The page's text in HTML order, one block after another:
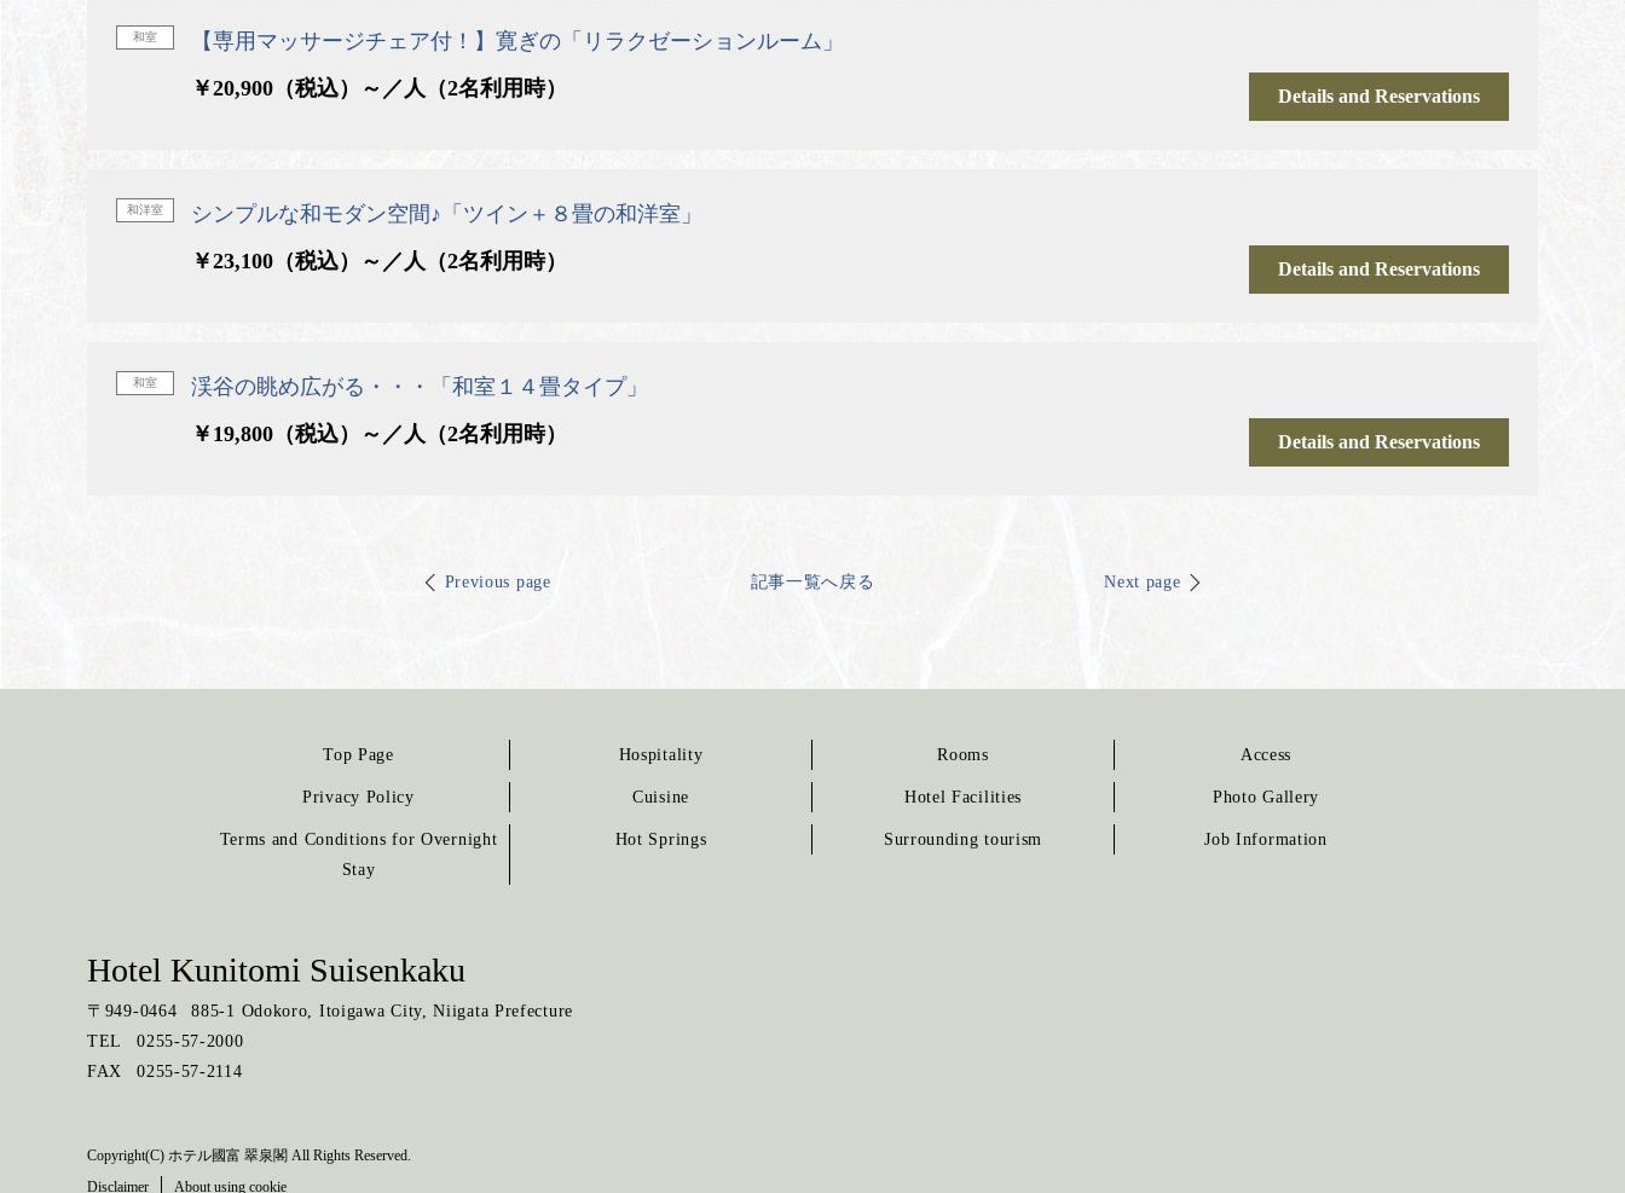
和室
【専用マッサージチェア付！】寛ぎの「リラクゼーションルーム」
￥20,900（税込）～／人（2名利用時）
Details and Reservations
和洋室
シンプルな和モダン空間♪「ツイン＋８畳の和洋室」
￥23,100（税込）～／人（2名利用時）
Details and Reservations
和室
渓谷の眺め広がる・・・「和室１４畳タイプ」
￥19,800（税込）～／人（2名利用時）
Details and Reservations
Previous page 記事一覧へ戻る Next page
Top Page
Privacy Policy
Terms and Conditions for Overnight
Stay
Hospitality
Cuisine
Hot Springs
Rooms
Hotel Facilities
Surrounding tourism
Access
Photo Gallery
Job Information
Hotel Kunitomi Suisenkaku
〒 949-0464
885-1 Odokoro, Itoigawa City, Niigata Prefecture
TEL
0255-57-2000
FAX
0255-57-2114
Copyright(C) ホテル國富 翠泉閣 All Rights Reserved.
Disclaimer
About using cookie